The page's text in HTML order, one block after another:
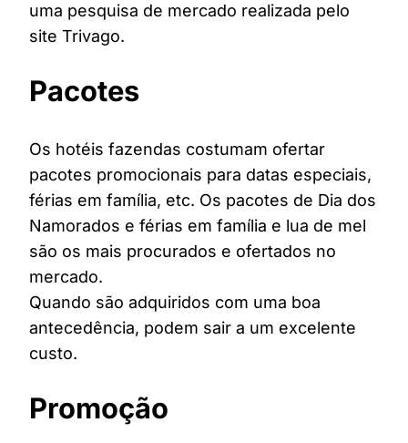
uma pesquisa de mercado realizada pelo
site Trivago.
Pacotes
Os hotéis fazendas costumam ofertar
pacotes promocionais para datas especiais,
férias em família, etc. Os pacotes de Dia dos
Namorados e férias em família e lua de mel
são os mais procurados e ofertados no
mercado.
Quando são adquiridos com uma boa
antecedência, podem sair a um excelente
custo.
Promoção